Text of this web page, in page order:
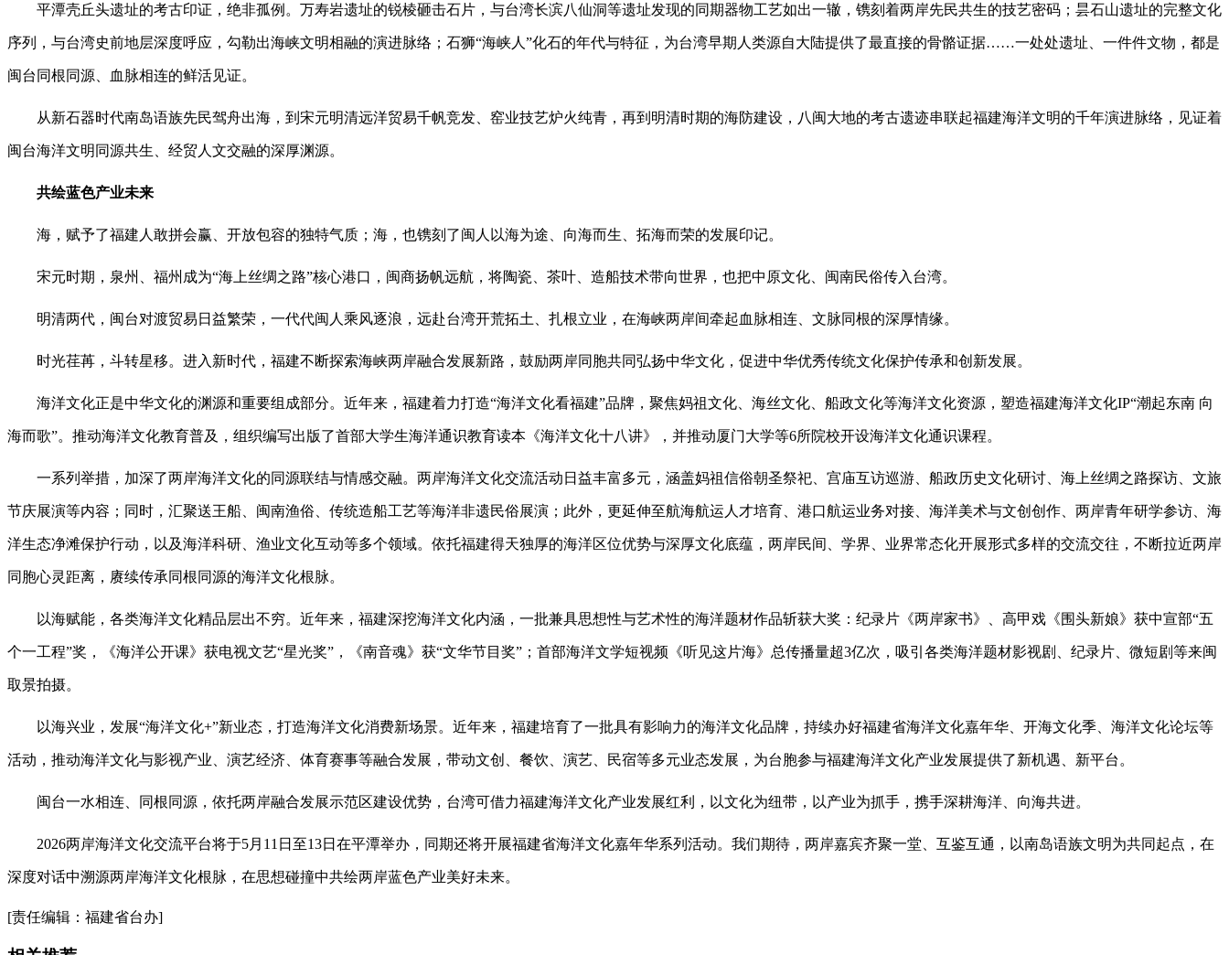
平潭壳丘头遗址的考古印证，绝非孤例。万寿岩遗址的锐棱砸击石片，与台湾长滨八仙洞等遗址发现的同期器物工艺如出一辙，镌刻着两岸先民共生的技艺密码；昙石山遗址的完整文化
序列，与台湾史前地层深度呼应，勾勒出海峡文明相融的演进脉络；石狮“海峡人”化石的年代与特征，为台湾早期人类源自大陆提供了最直接的骨骼证据……一处处遗址、一件件文物，都是
闽台同根同源、血脉相连的鲜活见证。
从新石器时代南岛语族先民驾舟出海，到宋元明清远洋贸易千帆竞发、窑业技艺炉火纯青，再到明清时期的海防建设，八闽大地的考古遗迹串联起福建海洋文明的千年演进脉络，见证着
闽台海洋文明同源共生、经贸人文交融的深厚渊源。
共绘蓝色产业未来
海，赋予了福建人敢拼会赢、开放包容的独特气质；海，也镌刻了闽人以海为途、向海而生、拓海而荣的发展印记。
宋元时期，泉州、福州成为“海上丝绸之路”核心港口，闽商扬帆远航，将陶瓷、茶叶、造船技术带向世界，也把中原文化、闽南民俗传入台湾。
明清两代，闽台对渡贸易日益繁荣，一代代闽人乘风逐浪，远赴台湾开荒拓土、扎根立业，在海峡两岸间牵起血脉相连、文脉同根的深厚情缘。
时光荏苒，斗转星移。进入新时代，福建不断探索海峡两岸融合发展新路，鼓励两岸同胞共同弘扬中华文化，促进中华优秀传统文化保护传承和创新发展。
海洋文化正是中华文化的渊源和重要组成部分。近年来，福建着力打造“海洋文化看福建”品牌，聚焦妈祖文化、海丝文化、船政文化等海洋文化资源，塑造福建海洋文化IP“潮起东南 向
海而歌”。推动海洋文化教育普及，组织编写出版了首部大学生海洋通识教育读本《海洋文化十八讲》，并推动厦门大学等6所院校开设海洋文化通识课程。
一系列举措，加深了两岸海洋文化的同源联结与情感交融。两岸海洋文化交流活动日益丰富多元，涵盖妈祖信俗朝圣祭祀、宫庙互访巡游、船政历史文化研讨、海上丝绸之路探访、文旅
节庆展演等内容；同时，汇聚送王船、闽南渔俗、传统造船工艺等海洋非遗民俗展演；此外，更延伸至航海航运人才培育、港口航运业务对接、海洋美术与文创创作、两岸青年研学参访、海
洋生态净滩保护行动，以及海洋科研、渔业文化互动等多个领域。依托福建得天独厚的海洋区位优势与深厚文化底蕴，两岸民间、学界、业界常态化开展形式多样的交流交往，不断拉近两岸
同胞心灵距离，赓续传承同根同源的海洋文化根脉。
以海赋能，各类海洋文化精品层出不穷。近年来，福建深挖海洋文化内涵，一批兼具思想性与艺术性的海洋题材作品斩获大奖：纪录片《两岸家书》、高甲戏《围头新娘》获中宣部“五
个一工程”奖，《海洋公开课》获电视文艺“星光奖”，《南音魂》获“文华节目奖”；首部海洋文学短视频《听见这片海》总传播量超3亿次，吸引各类海洋题材影视剧、纪录片、微短剧等来闽
取景拍摄。
以海兴业，发展“海洋文化+”新业态，打造海洋文化消费新场景。近年来，福建培育了一批具有影响力的海洋文化品牌，持续办好福建省海洋文化嘉年华、开海文化季、海洋文化论坛等
活动，推动海洋文化与影视产业、演艺经济、体育赛事等融合发展，带动文创、餐饮、演艺、民宿等多元业态发展，为台胞参与福建海洋文化产业发展提供了新机遇、新平台。
闽台一水相连、同根同源，依托两岸融合发展示范区建设优势，台湾可借力福建海洋文化产业发展红利，以文化为纽带，以产业为抓手，携手深耕海洋、向海共进。
2026两岸海洋文化交流平台将于5月11日至13日在平潭举办，同期还将开展福建省海洋文化嘉年华系列活动。我们期待，两岸嘉宾齐聚一堂、互鉴互通，以南岛语族文明为共同起点，在
深度对话中溯源两岸海洋文化根脉，在思想碰撞中共绘两岸蓝色产业美好未来。
[责任编辑：福建省台办]